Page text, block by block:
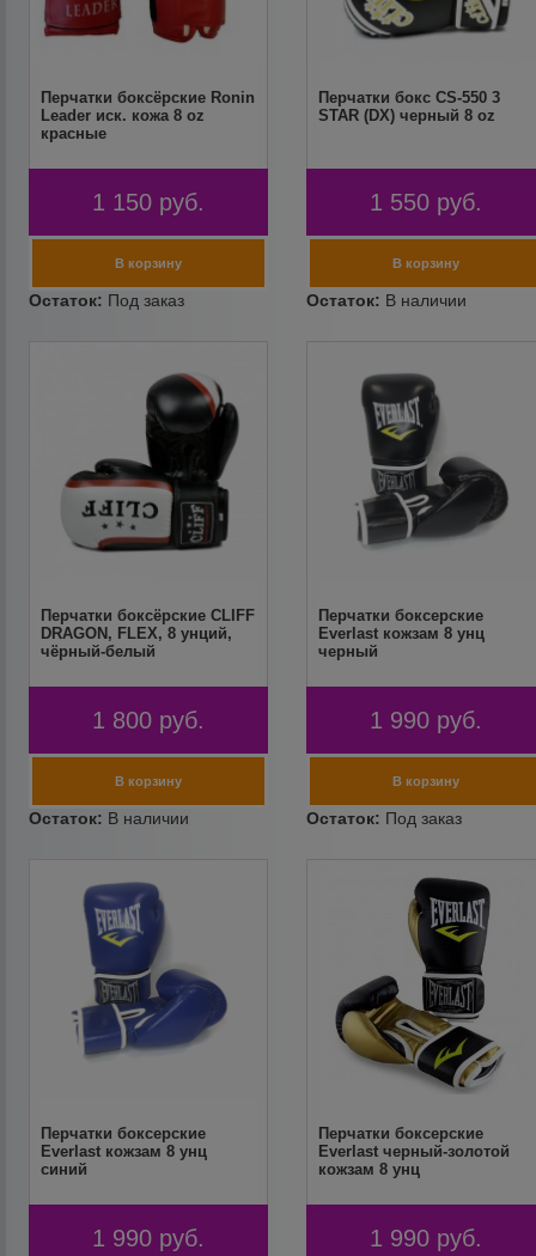
Перчатки боксёрские Ronin
Leader иск. кожа 8 oz
красные
1 150 руб.
Перчатки бокс CS-550 3
STAR (DX) черный 8 oz
1 550 руб.
Перчатки боксёрские CLIFF
DRAGON, FLEX, 8 унций,
чёрный-белый
1 800 руб.
Перчатки боксерские
Everlast кожзам 8 унц
черный
1 990 руб.
Перчатки боксерские
Everlast кожзам 8 унц
синий
1 990 руб.
Перчатки боксерские
Everlast черный-золотой
кожзам 8 унц
1 990 руб.